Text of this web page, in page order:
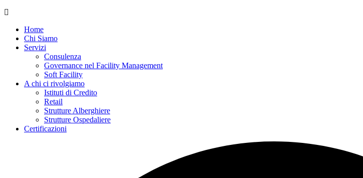
Home
Chi Siamo
Servizi
Consulenza
Governance nel Facility Management
Soft Facility
A chi ci rivolgiamo
Istituti di Credito
Retail
Strutture Alberghiere
Strutture Ospedaliere
Certificazioni